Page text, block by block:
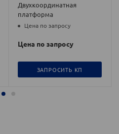
Двухкоординатная
платформа
Цена по запросу
Цена по запросу
ЗАПРОСИТЬ КП